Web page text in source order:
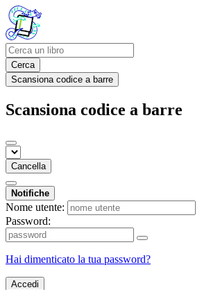
Cerca
Scansiona codice a barre
Scansiona codice a barre
Cancella
Notifiche
Nome utente:
Password:
Hai dimenticato la tua password?
Accedi